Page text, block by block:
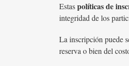
Estaspolíticas de
integridad de los
La inscripción puede
reserva o bien del